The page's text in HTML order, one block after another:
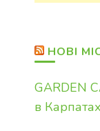
НОВІ
GARDEN
в Карпатах